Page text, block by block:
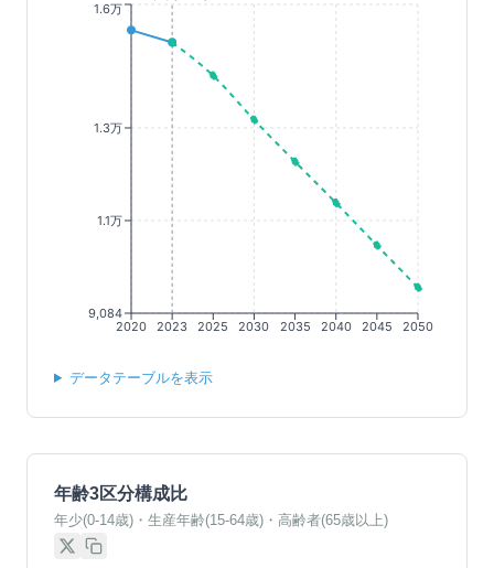
2020 2023 2025 2030 2035 2040 2045 2050
9,084
1.1万
1.3万
1.6万
データテーブルを表示
年齢3区分構成比
年少(0-14歳)・生産年齢(15-64歳)・高齢者(65歳以上)